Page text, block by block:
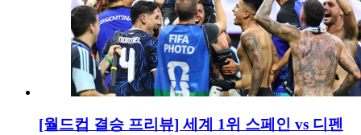
[월드컵 결승 프리뷰] 세계 1위 스페인 vs 디펜